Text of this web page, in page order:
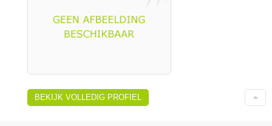
BEKIJK VOLLEDIG PROFIEL